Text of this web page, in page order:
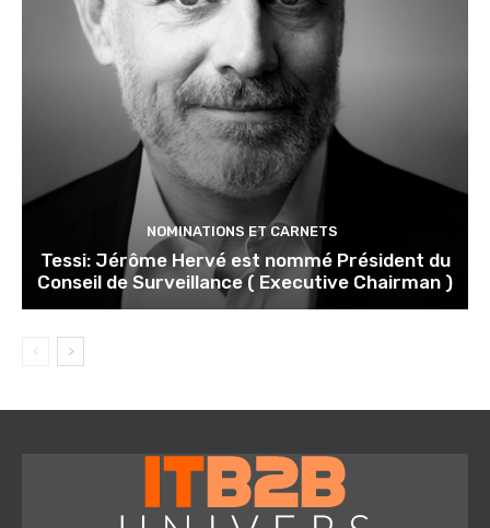
NOMINATIONS ET CARNETS
Tessi: Jérôme Hervé est nommé Président du
Conseil de Surveillance ( Executive Chairman )